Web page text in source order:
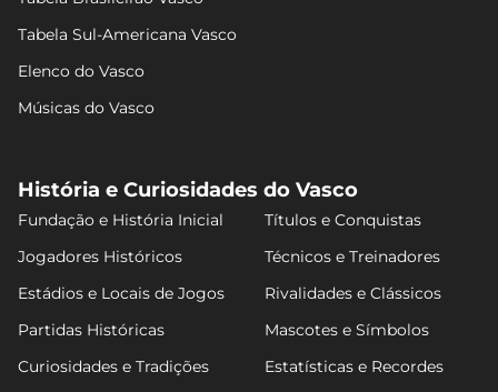
Tabela Sul-Americana Vasco
Elenco do Vasco
Músicas do Vasco
História e Curiosidades do Vasco
Fundação e História Inicial
Títulos e Conquistas
Jogadores Históricos
Técnicos e Treinadores
Estádios e Locais de Jogos
Rivalidades e Clássicos
Partidas Históricas
Mascotes e Símbolos
Curiosidades e Tradições
Estatísticas e Recordes